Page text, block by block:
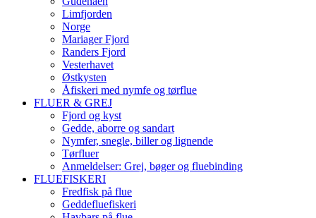
Limfjorden
Norge
Mariager Fjord
Randers Fjord
Vesterhavet
Østkysten
Åfiskeri med nymfe og tørflue
FLUER & GREJ
Fjord og kyst
Gedde, aborre og sandart
Nymfer, snegle, biller og lignende
Tørfluer
Anmeldelser: Grej, bøger og fluebinding
FLUEFISKERI
Fredfisk på flue
Geddefluefiskeri